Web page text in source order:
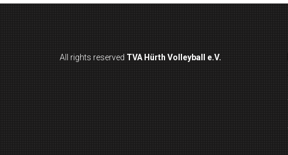
All rights reserved TVA Hürth Volleyball e.V.